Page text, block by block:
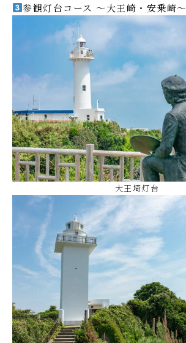
参観灯台コース ～大王崎・ 安乗崎～
大王埼灯台